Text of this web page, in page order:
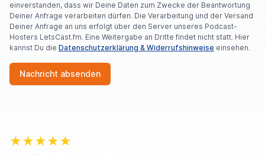
einverstanden, dass wir Deine Daten zum Zwecke der Beantwortung
Deiner Anfrage verarbeiten dürfen. Die Verarbeitung und der Versand
Deiner Anfrage an uns erfolgt über den Server unseres Podcast-
Hosters LetsCast.fm. Eine Weitergabe an Dritte findet nicht statt. Hier
kannst Du die Datenschutzerklärung & Widerrufshinweise einsehen.
Nachricht absenden
★★★★★